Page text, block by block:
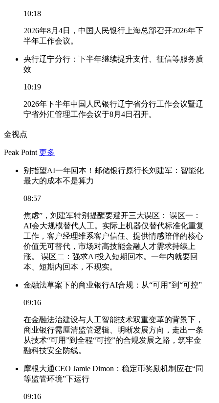
10:18
2026年8月4日，中国人民银行上海总部召开2026年下
半年工作会议。
央行辽宁分行：下半年继续提升支付、征信等服务质
效
10:19
2026年下半年中国人民银行辽宁省分行工作会议暨辽
宁省外汇管理工作会议于8月4日召开。
金视点
Peak Point 更多
别指望AI一年回本！邮储银行原行长刘建军：智能化
最大的成本不是算力
08:57
焦虑”，刘建军特别提醒要避开三大误区： 误区一：
AI会大规模替代人工。实际上机器仅替代标准化重复
工作，客户经理维系客户信任、提供情感陪伴的核心
价值无可替代，市场对高技能金融人才需求持续上
涨。 误区二：强求AI投入短期回本。一年内就要回
本、短期内回本，不现实。
金融法草案下的商业银行AI合规：从“可用”到“可控”
09:16
在金融法治建设与人工智能技术双重变革的背景下，
商业银行需厘清监管逻辑、明晰发展方向，走出一条
从技术“可用”到全程“可控”的合规发展之路，筑牢金
融科技安全防线。
摩根大通CEO Jamie Dimon：稳定币奖励机制应在“同
等监管环境”下运行
09:16